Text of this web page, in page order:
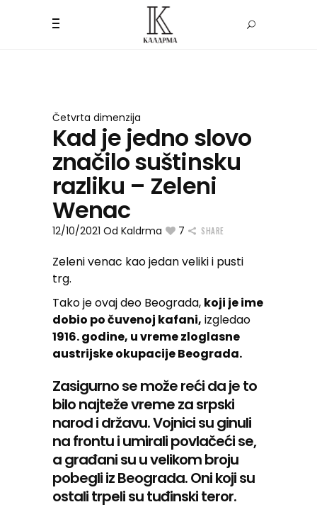
Četvrta dimenzija
Kad je jedno slovo
značilo suštinsku
razliku – Zeleni
Wenac
12/10/2021 Od Kaldrma 7 SHARE
Zeleni venac kao jedan veliki i pusti
trg.
Tako je ovaj deo Beograda, koji je ime
dobio po čuvenoj kafani, izgledao
1916. godine, u vreme zloglasne
austrijske okupacije Beograda.
Zasigurno se može reći da je to
bilo najteže vreme za srpski
narod i državu. Vojnici su ginuli
na frontu i umirali povlačeći se,
a građani su u velikom broju
pobegli iz Beograda. Oni koji su
ostali trpeli su tuđinski teror.